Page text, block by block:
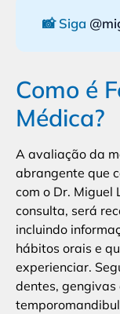
📸 Siga
Como é
Médica?
A avaliação da
abrangente que
com o Dr. Miguel
consulta, será
incluindo
hábitos orais e
experienciar.
dentes, gengivas